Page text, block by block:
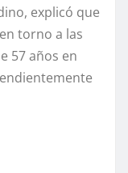
explicó que
torno a las
57 años en